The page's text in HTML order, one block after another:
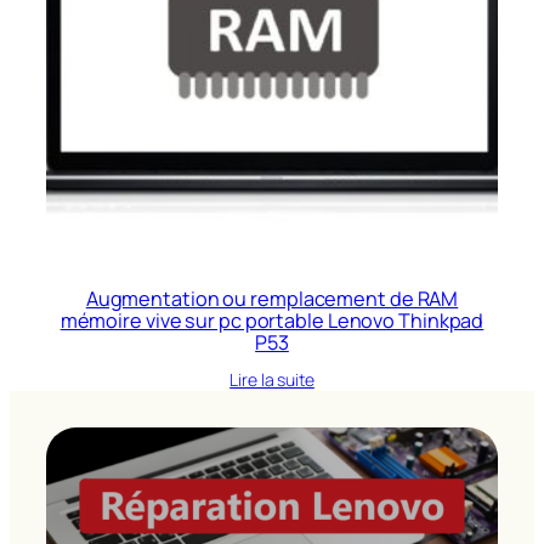
Augmentation ou remplacement de RAM
mémoire vive sur pc portable Lenovo Thinkpad
P53
Lire la suite